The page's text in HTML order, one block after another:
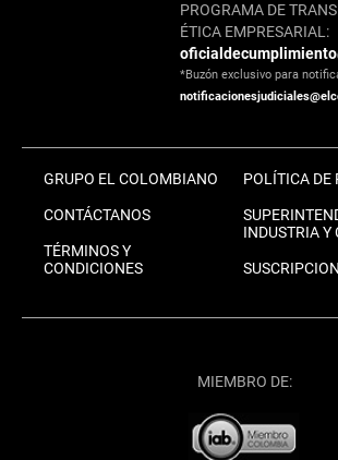
PROGRAMA DE
ÉTICA EMPRESARIAL:
*Buzón exclusivo para
GRUPO EL COLOMBIANO
CONTÁCTANOS
TÉRMINOS Y
CONDICIONES
POLÍTICA DE
INDUSTRIA Y
MIEMBRO DE: